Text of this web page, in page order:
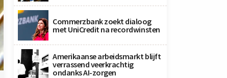
Commerzbank zoekt dialoog
met UniCredit na recordwinsten
Amerikaanse arbeidsmarkt blijft
verrassend veerkrachtig
ondanks AI-zorgen